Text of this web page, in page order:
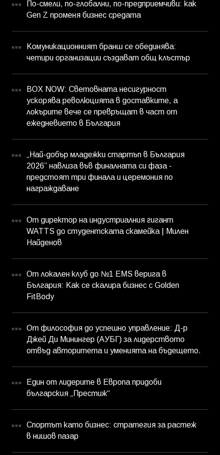
По-смели, по-глобални, по-предприемчиви: как
Gen Z променя бизнес средата
Комуникационният бранш се обединява:
четири организации създават общ клъстър
BOX NOW: Световната несигурност
ускорява революцията в доставките, а
локърите вече се превръщат в част от
ежедневието в България
„Най-добър младежки стартъп в България
2026” навлиза във финалната си фаза -
предстоят три финала и церемония по
награждаване
От директор на индустриалния гигант
WATTS до студентската скамейка | Милен
Найденов
От локален клуб до №1 EMS верига в
България: Как се скалира бизнес с Golden
FitBody
От философия до успешно управление: Д-р
Джей Ди Минингер (АУБГ) за лидерството
отвъд авторитета и уменията на бъдещето.
Един от лидерите в Европа придоби
българския „Престиж“
Спортът като бизнес: стратегия за растеж
в нишов пазар